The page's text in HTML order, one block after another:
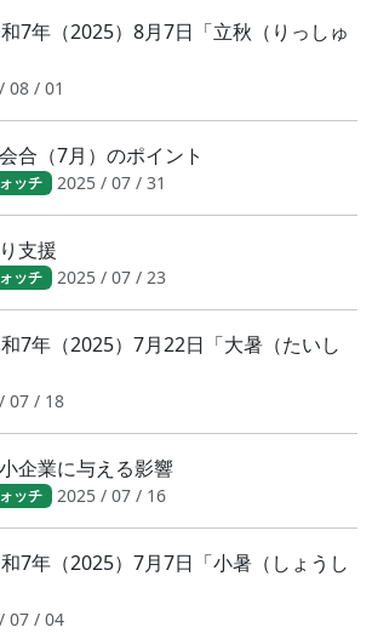
年（2025）8月7日「立秋（りっしゅ
08 / 01
合（7月）のポイント
ッチ 2025 / 07 / 31
支援
ッチ 2025 / 07 / 23
年（2025）7月22日「大暑（たいし
07 / 18
企業に与える影響
ッチ 2025 / 07 / 16
年（2025）7月7日「小暑（しょうし
07 / 04